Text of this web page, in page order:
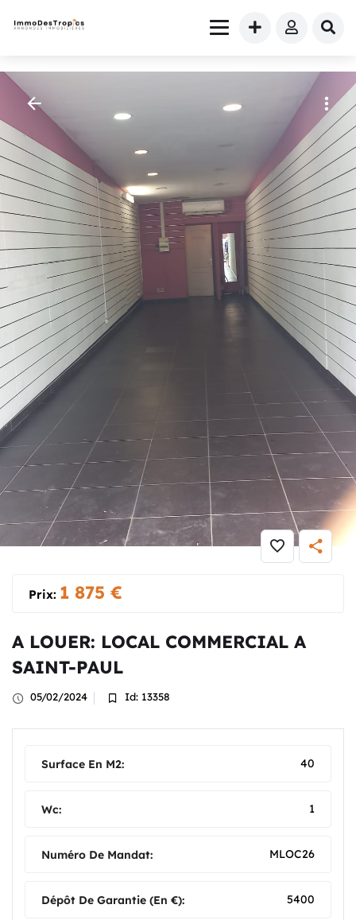
Maison» A LOUER: LOCAL COMMERCIAL A SAINT-PAUL
Prix: 1 875 €
A LOUER: LOCAL COMMERCIAL A
SAINT-PAUL
05/02/2024 Id: 13358
Surface En M2: 40
Wc: 1
Numéro De Mandat: MLOC26
Dépôt De Garantie (en €): 5400